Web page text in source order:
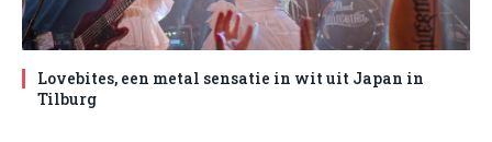
Lovebites, een metal sensatie in wit uit Japan in
Tilburg